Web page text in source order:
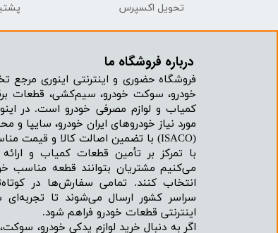
فروشگاه حضوری و اینترنتی اینوری
خودرو، سوکت خودرو، سیم‌کشی، قطعات
کمیاب و لوازم مصرفی خودرو است. در
مورد نیاز خودروهای ایران خودرو، سایپا و
(ISACO) با تضمین اصالت کالا و قیمت مناسب عرضه می‌شود.
با تمرکز بر تأمین قطعات کمیاب و
می‌کنیم مشتریان بتوانند قطعه مناسب
انتخاب کنند. تمامی سفارش‌ها در
سراسر کشور ارسال می‌شوند تا
اینترنتی قطعات خودرو فراهم شود.
اگر به دنبال خرید لوازم یدکی خودرو،
درباره فروشگاه ما​​​​​​​
تحویل اکسپرس